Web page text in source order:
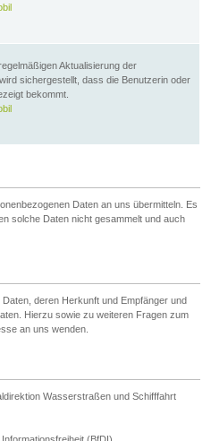
Aktualisierung der
wird sichergestellt, dass die Benutzerin oder
bekommt.
Daten an uns übermitteln. Es
solche Daten nicht gesammelt und auch
deren Herkunft und Empfänger und
Hierzu sowie zu weiteren Fragen zum
an uns wenden.
Wasserstraßen und Schifffahrt